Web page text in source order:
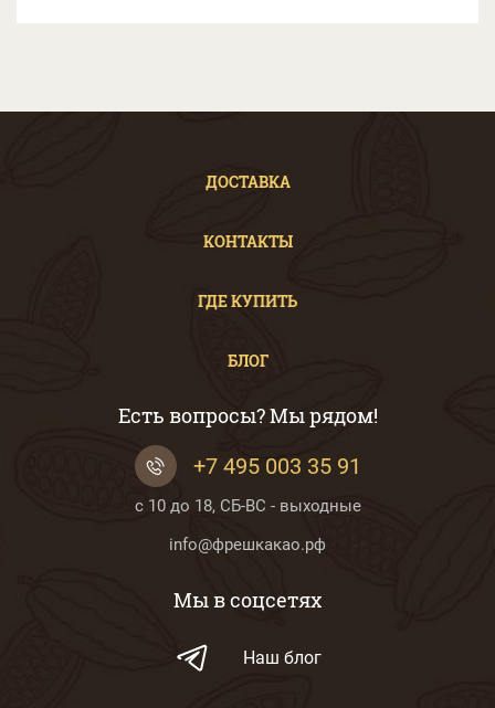
ДОСТАВКА
КОНТАКТЫ
ГДЕ КУПИТЬ
БЛОГ
Есть вопросы? Мы рядом!
+7 495 003 35 91
с 10 до 18, СБ-ВС - выходные
info@фрешкакао.рф
Мы в соцсетях
Наш блог